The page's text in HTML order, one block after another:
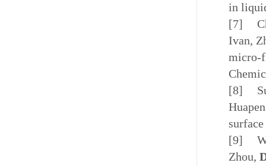
in
[7]
Ivan,
micro-
[8]
[9]
Zhou,